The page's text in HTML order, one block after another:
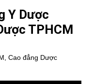
Y Dược
TPHCM
Cao đẳng Dược